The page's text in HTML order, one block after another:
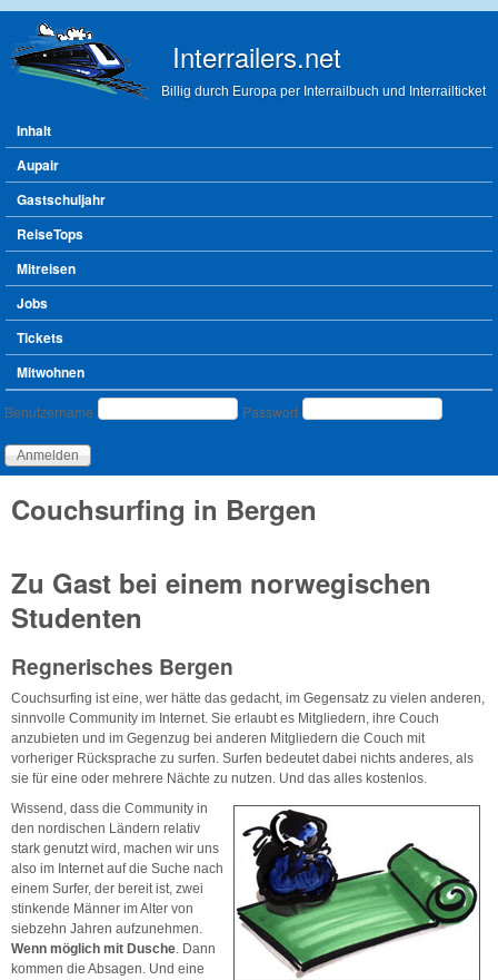
Interrailers.net
Billig durch Europa per Interrailbuch und Interrailticket
Hauptmenü
Inhalt
Aupair
Gastschuljahr
ReiseTops
Mitreisen
Jobs
Tickets
Mitwohnen
Benutzeranmeldung
Benutzername Passwort
Couchsurfing in Bergen
Zu Gast bei einem norwegischen
Studenten
Regnerisches Bergen
Couchsurfing ist eine, wer hätte das gedacht, im Gegensatz zu vielen anderen,
sinnvolle Community im Internet. Sie erlaubt es Mitgliedern, ihre Couch
anzubieten und im Gegenzug bei anderen Mitgliedern die Couch mit
vorheriger Rücksprache zu surfen. Surfen bedeutet dabei nichts anderes, als
sie für eine oder mehrere Nächte zu nutzen. Und das alles kostenlos.
Wissend, dass die Community in
den nordischen Ländern relativ
stark genutzt wird, machen wir uns
also im Internet auf die Suche nach
einem Surfer, der bereit ist, zwei
stinkende Männer im Alter von
siebzehn Jahren aufzunehmen.
Wenn möglich mit Dusche. Dann
kommen die Absagen. Und eine